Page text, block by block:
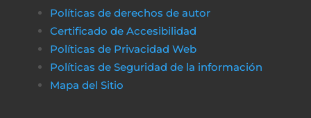
Políticas de derechos de autor
Certificado de Accesibilidad
Políticas de Privacidad Web
Políticas de Seguridad de la información
Mapa del Sitio